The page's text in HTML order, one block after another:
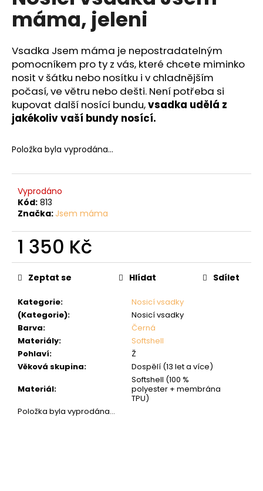
hvězdiček.
máma, jeleni
Vsadka Jsem máma je nepostradatelným
pomocníkem pro ty z vás, které chcete miminko
nosit v šátku nebo nosítku i v chladnějším
počasí, ve větru nebo dešti. Není potřeba si
kupovat další nosící bundu,vsadka udělá z
jakékoliv vaší bundy nosící.
Položka byla vyprodána…
Vyprodáno
Kód: 813
Značka: Jsem máma
1 350 Kč
Měrná
cena:
Kategorie:
Nosicí vsadky
(Kategorie):
Nosicí vsadky
Barva:
Černá
Materiály:
Softshell
Pohlaví:
Ž
Věková skupina:
Dospělí (13 let a více)
Materiál:
Softshell (100 %
polyester + membrána
TPU)
Položka byla vyprodána…
Zeptat se Hlídat Sdílet
u
j
m
e